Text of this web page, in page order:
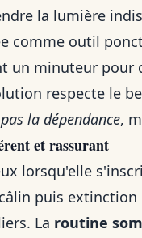
la lumière
comme outil
un minuteur pour
respecte le
la dépendance,
et rassurant
lorsqu'elle
puis
La routine